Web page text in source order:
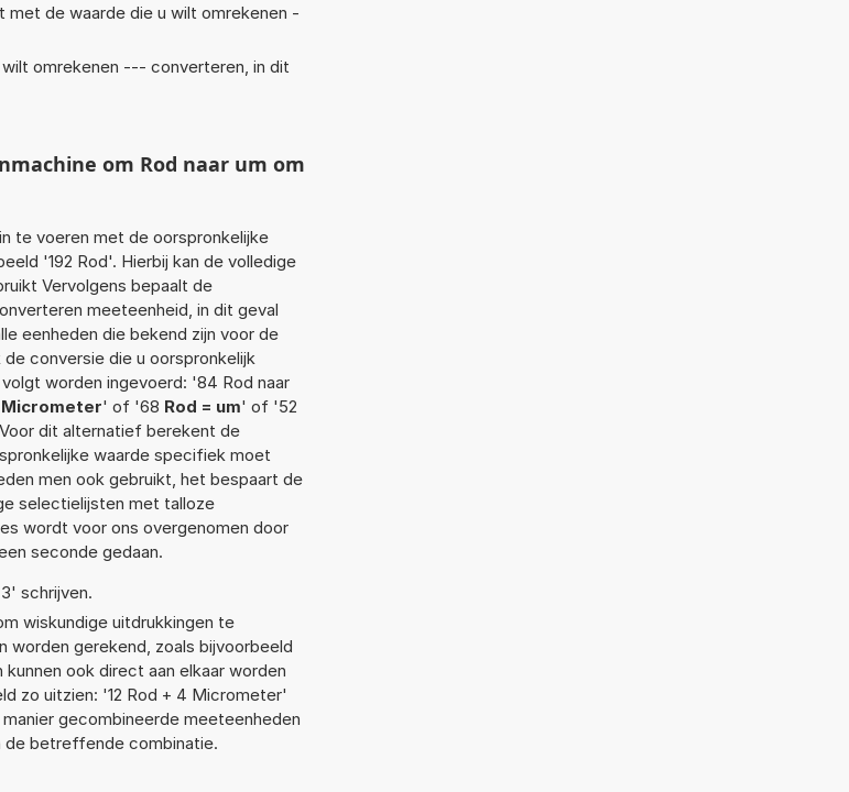
met de waarde die u wilt omrekenen -
omrekenen --- converteren, in dit
om Rod naar um om
te voeren met de oorspronkelijke
'192 Rod'. Hierbij kan de volledige
Vervolgens bepaalt de
meeteenheid, in dit geval
eenheden die bekend zijn voor de
conversie die u oorspronkelijk
worden ingevoerd: '84 Rod naar
Micrometer' of '68 Rod = um' of '52
dit alternatief berekent de
waarde specifiek moet
men ook gebruikt, het bespaart de
selectielijsten met talloze
wordt voor ons overgenomen door
seconde gedaan.
schrijven.
wiskundige uitdrukkingen te
worden gerekend, zoals bijvoorbeeld
ook direct aan elkaar worden
zo uitzien: '12 Rod + 4 Micrometer'
gecombineerde meeteenheden
de betreffende combinatie.